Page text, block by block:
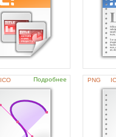
ICO Подробнее PNG